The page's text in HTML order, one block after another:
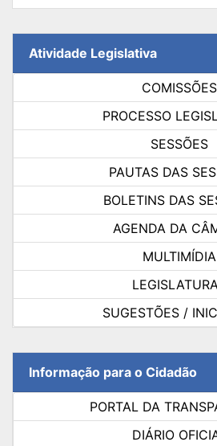
Atividade Legislativa
COMISSÕES
PROCESSO
SESSÕES
PAUTAS DAS
BOLETINS DAS
AGENDA DA
MULTIMÍDIA
SUGESTÕES /
Informação para o Cidadão
PORTAL DA
DIÁRIO